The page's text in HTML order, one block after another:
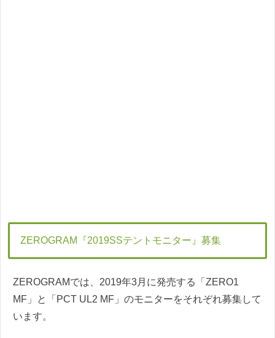
ZEROGRAM『2019SSテントモニター』募集
ZEROGRAMでは、2019年3月に発売する「ZERO1
MF」と「PCT UL2 MF」のモニターをそれぞれ募集して
います。